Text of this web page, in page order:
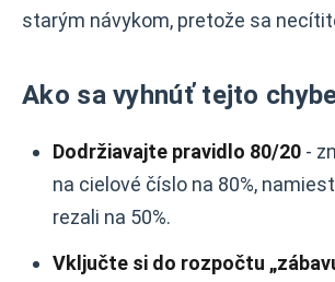
starým návykom, pretože sa
Ako sa vyhnúť tejto
Dodržiavajte pravidlo 80/20 -
na cielové číslo na 80%,
rezali na 50%.
Vključte si do rozpočtu